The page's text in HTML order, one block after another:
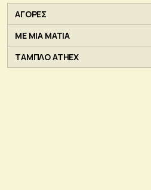
ΑΓΟΡΕΣ
ΜΕ ΜΙΑ ΜΑΤΙΑ
ΤΑΜΠΛΟ ATHEX